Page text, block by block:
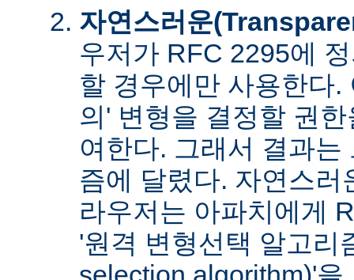
자연스러운
우저가 RFC 2295에
할 경우에만 사용한다.
의' 변형을 결정할 권
여한다. 그래서 결과
즘에 달렸다. 자연스러
라우저는 아파치에게
'원격 변형선택 알고리